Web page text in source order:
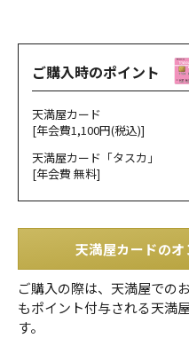
ご購入時のポイント
天満屋カード
[年会費1,100円(税込)]
天満屋カード「タスカ」
[年会費 無料]
天満屋カードの
ご購入の際は、天満屋での
もポイント付与される天満
す。